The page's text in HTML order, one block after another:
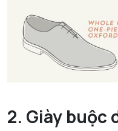
2. Giày buộc